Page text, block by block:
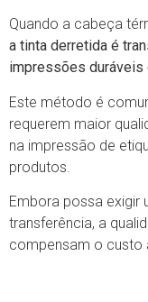
Quando a cabeça
a tinta derretida é
impressões duráveis
Este método é
requerem maior
na impressão de
produtos.
Embora possa exigir
transferência, a
compensam o custo